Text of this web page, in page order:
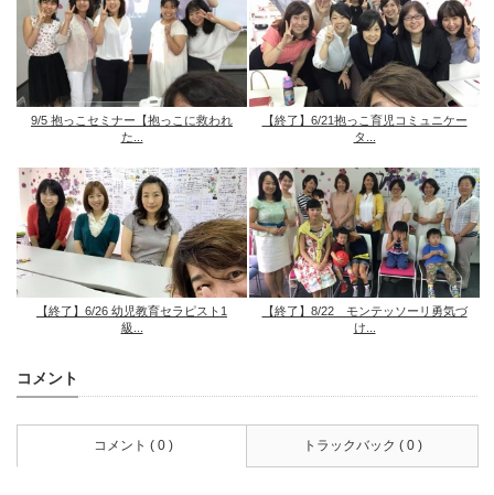
9/5 抱っこセミナー【抱っこに救われ
た...
【終了】6/21抱っこ育児コミュニケー
タ...
【終了】6/26 幼児教育セラピスト1
級...
【終了】8/22 モンテッソーリ勇気づ
け...
コメント
コメント ( 0 ) トラックバック ( 0 )